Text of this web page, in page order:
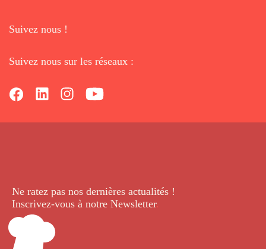
Suivez nous !
Suivez nous sur les réseaux :
Ne ratez pas nos dernières actualités !
Inscrivez-vous à notre Newsletter.